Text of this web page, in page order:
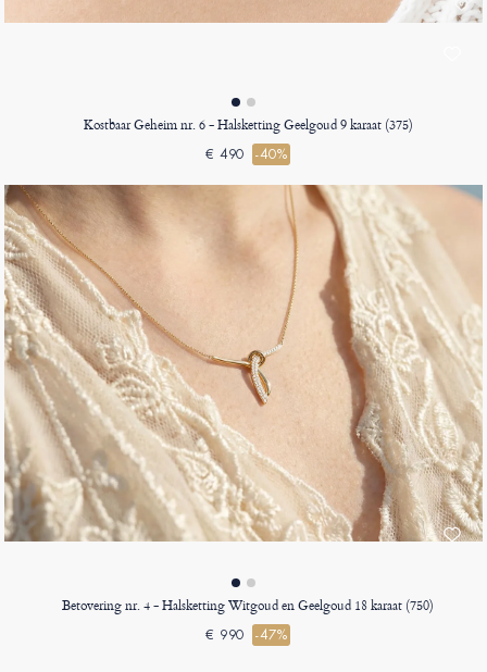
Kostbaar Geheim nr. 6 - Halsketting Geelgoud 9 karaat (375)
€ 490 -40%
Betovering nr. 4 - Halsketting Witgoud en Geelgoud 18 karaat (750)
€ 990 -47%